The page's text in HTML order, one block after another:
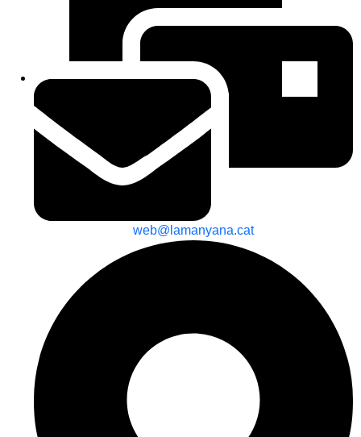
web@lamanyana.cat